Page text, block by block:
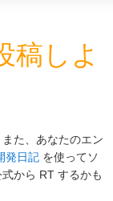
稿しよ
た、あなたのエン
発日記 を使ってソ
から RT するかも